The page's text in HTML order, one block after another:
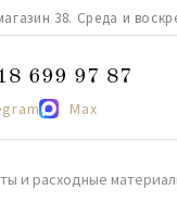
38. Среда и
699 97 87
Max
и расходные